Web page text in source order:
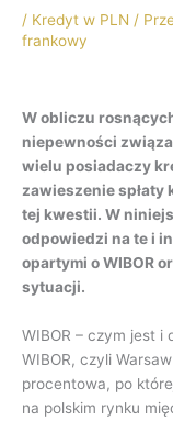
/ Kredyt w PLN /
frankowy
W obliczu
niepewności
wielu posiadaczy
zawieszenie spłaty
tej kwestii. W
odpowiedzi na te i
opartymi o WIBOR
sytuacji.
WIBOR – czym jest i
WIBOR, czyli
procentowa, po
na polskim rynku